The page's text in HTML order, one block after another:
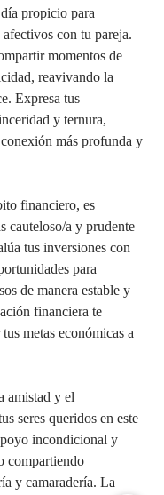
propicio para
con tu pareja.
momentos de
reavivando la
Expresa tus
y ternura,
más profunda y
financiero, es
cauteloso/a y prudente
tus inversiones con
para
de manera estable y
financiera te
metas económicas a
amistad y el
seres queridos en este
incondicional y
compartiendo
y camaradería. La